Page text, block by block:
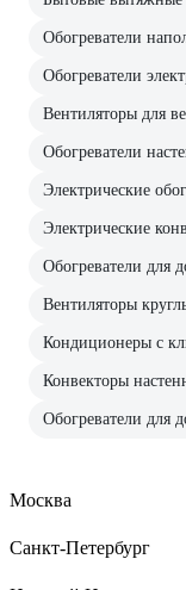
Обогреватели
Обогреватели
Вентиляторы для
Обогреватели
Электрические
Электрические
Обогреватели для
Вентиляторы
Кондиционеры с
Конвекторы
Обогреватели для
Москва
Санкт-Петербург